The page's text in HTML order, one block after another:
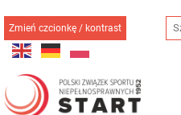
do
treści
Zmień czcionkę / kontrast